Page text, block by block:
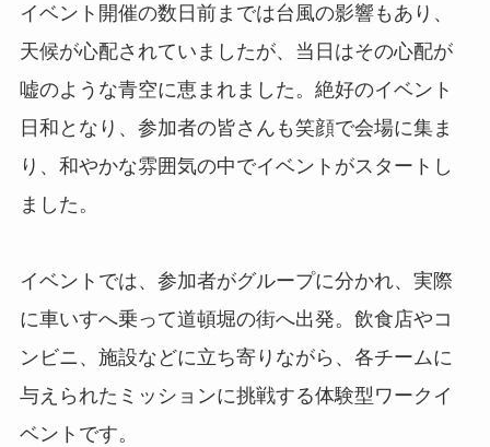
イベント開催の数日前までは台風の影響もあり、
天候が心配されていましたが、当日はその心配が
嘘のような青空に恵まれました。絶好のイベント
日和となり、参加者の皆さんも笑顔で会場に集ま
り、和やかな雰囲気の中でイベントがスタートし
ました。
イベントでは、参加者がグループに分かれ、実際
に車いすへ乗って道頓堀の街へ出発。飲食店やコ
ンビニ、施設などに立ち寄りながら、各チームに
与えられたミッションに挑戦する体験型ワークイ
ベントです。